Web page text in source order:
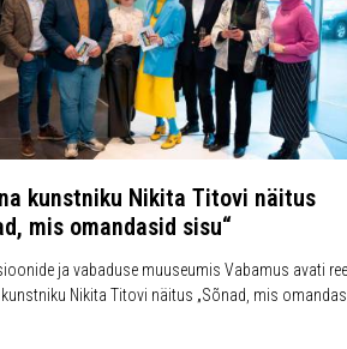
kunstniku Nikita Titovi näitus
mis omandasid sisu“
ja vabaduse muuseumis Vabamus avati
kunstniku Nikita Titovi näitus „Sõnad, mis